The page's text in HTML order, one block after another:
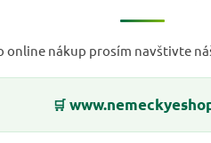
online nákup prosím navštivte
🛒